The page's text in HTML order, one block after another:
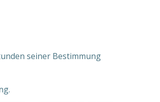
seiner Bestimmung